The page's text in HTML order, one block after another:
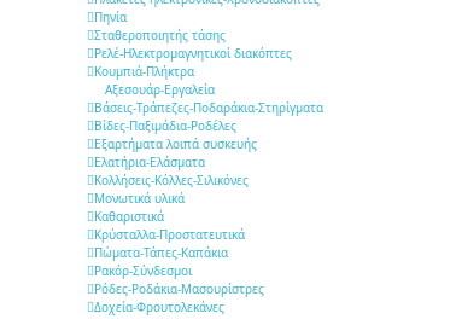
Πηνία
Σταθεροποιητής τάσης
Ρελέ-Ηλεκτρομαγνητικοί διακόπτες
Κουμπιά-Πλήκτρα
Αξεσουάρ-Εργαλεία
Βάσεις-Τράπεζες-Ποδαράκια-Στηρίγματα
Βίδες-Παξιμάδια-Ροδέλες
Εξαρτήματα λοιπά συσκευής
Ελατήρια-Ελάσματα
Κολλήσεις-Κόλλες-Σιλικόνες
Μονωτικά υλικά
Καθαριστικά
Κρύσταλλα-Προστατευτικά
Πώματα-Τάπες-Καπάκια
Ρακόρ-Σύνδεσμοι
Ρόδες-Ροδάκια-Μασουρίστρες
Δοχεία-Φρουτολεκάνες